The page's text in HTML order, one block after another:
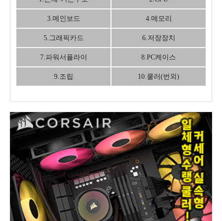
3.메인보드 4.메모리
5.그래픽카드 6.저장장치
7.파워서플라이 8.PC케이스
9.조립 10.쿨러(번외)